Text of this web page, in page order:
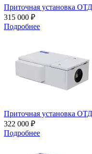
Приточная установка
315 000 ₽
Подробнее
Приточная установка
322 000 ₽
Подробнее